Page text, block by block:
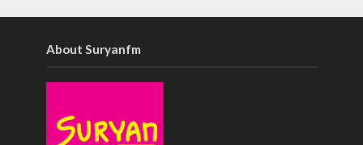
About Suryanfm